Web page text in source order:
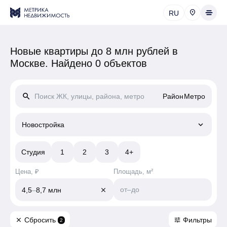
RU
Новые квартиры до 8 млн рублей в
Москве. Найдено 0 объектов
search РайонМетро
Новостройка keyboard_arrow_down
Студия 1 2 3 4+
Цена, ₽
4,5–8,7 млн close
Площадь, м²
от–до
close Сбросить 2 tune Фильтры